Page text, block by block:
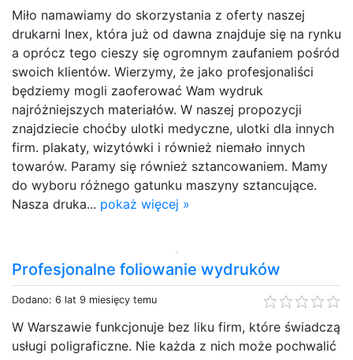
Miło namawiamy do skorzystania z oferty naszej
drukarni Inex, która już od dawna znajduje się na rynku
a oprócz tego cieszy się ogromnym zaufaniem pośród
swoich klientów. Wierzymy, że jako profesjonaliści
będziemy mogli zaoferować Wam wydruk
najróżniejszych materiałów. W naszej propozycji
znajdziecie choćby ulotki medyczne, ulotki dla innych
firm. plakaty, wizytówki i również niemało innych
towarów. Paramy się również sztancowaniem. Mamy
do wyboru różnego gatunku maszyny sztancujące.
Nasza druka... pokaż więcej »
Profesjonalne foliowanie wydruków
Dodano: 6 lat 9 miesięcy temu
W Warszawie funkcjonuje bez liku firm, które świadczą
usługi poligraficzne. Nie każda z nich może pochwalić